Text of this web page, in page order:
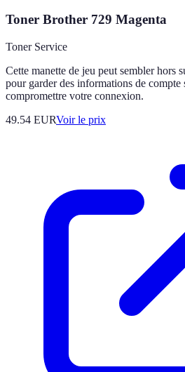
Toner Brother 729 Magenta
Toner Service
Cette manette de jeu peut sembler hors
pour garder des informations de compte
compromettre votre connexion.
49.54 EURVoir le prix